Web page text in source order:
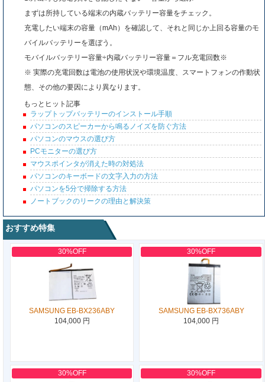
まずは所持している端末の内蔵バッテリー容量をチェック。
充電したい端末の容量（mAh）を確認して、それと同じか上回る容量のモ
バイルバッテリーを選ぼう。
モバイルバッテリー容量÷内蔵バッテリー容量＝フル充電回数※
※ 実際の充電回数は電池の使用状況や環境温度、スマートフォンの作動状
態、その他の要因により異なります。
もっとヒット記事
ラップトップバッテリーのインストール手順
パソコンのスピーカーから鳴るノイズを防ぐ方法
パソコンのマウスの選び方
PCモニターの選び方
マウスポインタが消えた時の対処法
パソコンのキーボードの文字入力の方法
パソコンを5分で掃除する方法
ノートブックのリークの理由と解決策
おすすめ特集
30%OFF
SAMSUNG EB-BX236ABY
104,000 円
30%OFF
SAMSUNG EB-BX736ABY
104,000 円
30%OFF 30%OFF